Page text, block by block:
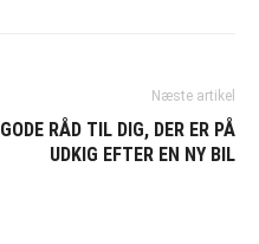
Næste artikel
GODE RÅD TIL DIG, DER ER PÅ
UDKIG EFTER EN NY BIL